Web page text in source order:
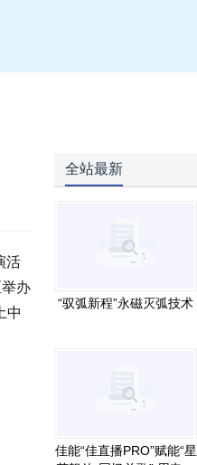
活
办
中
全站最新
“驭弧新程”永磁灭弧技术
佳能“佳直播PRO”赋能“星